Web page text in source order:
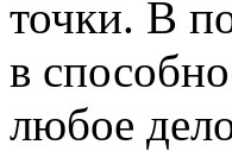
точки. В
в
любое